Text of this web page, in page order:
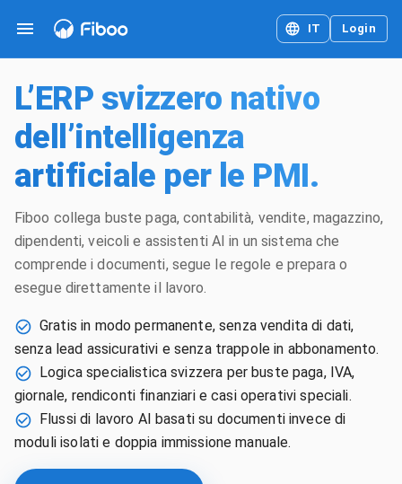
IT Login
L’ERP svizzero nativo
dell’intelligenza
artificiale per le PMI.
Fiboo collega buste paga, contabilità, vendite, magazzino,
dipendenti, veicoli e assistenti AI in un sistema che
comprende i documenti, segue le regole e prepara o
esegue direttamente il lavoro.
Gratis in modo permanente, senza vendita di dati,
senza lead assicurativi e senza trappole in abbonamento.
Logica specialistica svizzera per buste paga, IVA,
giornale, rendiconti finanziari e casi operativi speciali.
Flussi di lavoro AI basati su documenti invece di
moduli isolati e doppia immissione manuale.